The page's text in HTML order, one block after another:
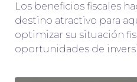
Los beneficios fiscales
destino atractivo para
optimizar su situación
oportunidades de